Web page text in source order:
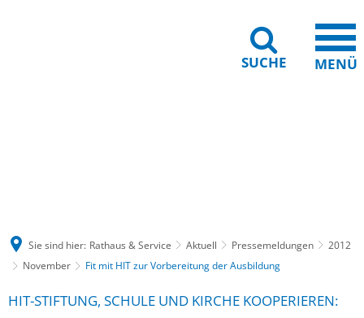
SUCHE MENÜ
Sie sind hier: Rathaus & Service Aktuell Pressemeldungen
2012
November
Fit mit HIT zur Vorbereitung der Ausbildung
HIT-STIFTUNG, SCHULE UND KIRCHE KOOPERIEREN: